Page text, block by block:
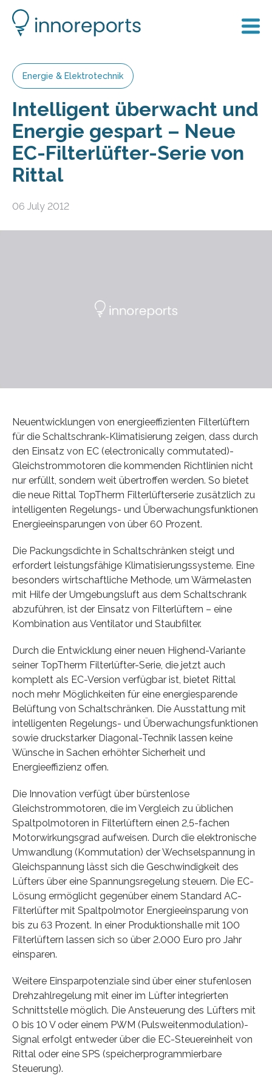
Energie & Elektrotechnik
Intelligent überwacht und
Energie gespart – Neue
EC-Filterlüfter-Serie von
Rittal
06 July 2012
Neuentwicklungen von energieeffizienten Filterlüftern
für die Schaltschrank-Klimatisierung zeigen, dass durch
den Einsatz von EC (electronically commutated)-
Gleichstrommotoren die kommenden Richtlinien nicht
nur erfüllt, sondern weit übertroffen werden. So bietet
die neue Rittal TopTherm Filterlüfterserie zusätzlich zu
intelligenten Regelungs- und Überwachungsfunktionen
Energieeinsparungen von über 60 Prozent.
Die Packungsdichte in Schaltschränken steigt und
erfordert leistungsfähige Klimatisierungssysteme. Eine
besonders wirtschaftliche Methode, um Wärmelasten
mit Hilfe der Umgebungsluft aus dem Schaltschrank
abzuführen, ist der Einsatz von Filterlüftern – eine
Kombination aus Ventilator und Staubfilter.
Durch die Entwicklung einer neuen Highend-Variante
seiner TopTherm Filterlüfter-Serie, die jetzt auch
komplett als EC-Version verfügbar ist, bietet Rittal
noch mehr Möglichkeiten für eine energiesparende
Belüftung von Schaltschränken. Die Ausstattung mit
intelligenten Regelungs- und Überwachungsfunktionen
sowie druckstarker Diagonal-Technik lassen keine
Wünsche in Sachen erhöhter Sicherheit und
Energieeffizienz offen.
Die Innovation verfügt über bürstenlose
Gleichstrommotoren, die im Vergleich zu üblichen
Spaltpolmotoren in Filterlüftern einen 2,5-fachen
Motorwirkungsgrad aufweisen. Durch die elektronische
Umwandlung (Kommutation) der Wechselspannung in
Gleichspannung lässt sich die Geschwindigkeit des
Lüfters über eine Spannungsregelung steuern. Die EC-
Lösung ermöglicht gegenüber einem Standard AC-
Filterlüfter mit Spaltpolmotor Energieeinsparung von
bis zu 63 Prozent. In einer Produktionshalle mit 100
Filterlüftern lassen sich so über 2.000 Euro pro Jahr
einsparen.
Weitere Einsparpotenziale sind über einer stufenlosen
Drehzahlregelung mit einer im Lüfter integrierten
Schnittstelle möglich. Die Ansteuerung des Lüfters mit
0 bis 10 V oder einem PWM (Pulsweitenmodulation)-
Signal erfolgt entweder über die EC-Steuereinheit von
Rittal oder eine SPS (speicherprogrammierbare
Steuerung).